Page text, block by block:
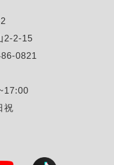
2-2-15
0821
祝